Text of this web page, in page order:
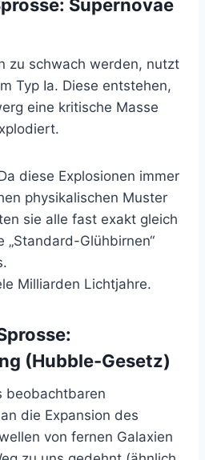
Supernovae
zu schwach werden, nutzt
Typ Ia. Diese entstehen,
eine kritische Masse
diese Explosionen immer
physikalischen Muster
sie alle fast exakt gleich
„Standard-Glühbirnen“
Milliarden Lichtjahre.
(Hubble-Gesetz)
beobachtbaren
die Expansion des
von fernen Galaxien